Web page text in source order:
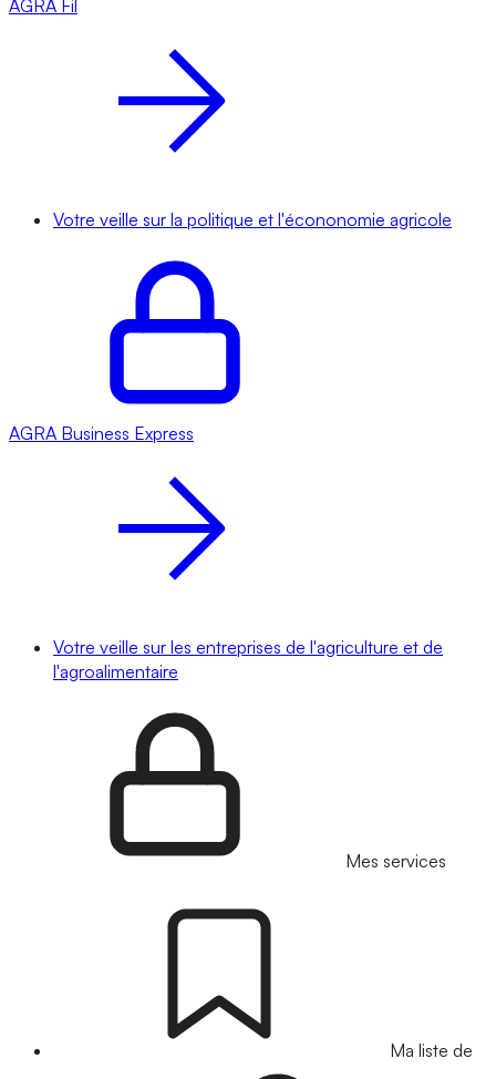
AGRA Fil
Votre veille sur la politique et l'écononomie agricole
AGRA Business Express
Votre veille sur les entreprises de l'agriculture et de
l'agroalimentaire
Mes services
Ma liste de